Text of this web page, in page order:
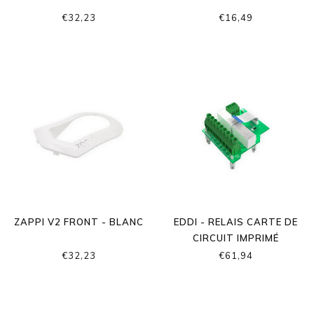
€32,23 €16,49
ZAPPI V2 FRONT - BLANC
€32,23
EDDI - RELAIS CARTE DE
CIRCUIT IMPRIMÉ
€61,94